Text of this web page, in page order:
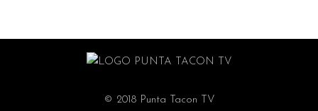
© 2018 Punta Tacon TV